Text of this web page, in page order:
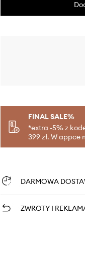
FINAL SALE%
*extra -5% z
399 zł. W appce
DARMOWA
ZWROTY I